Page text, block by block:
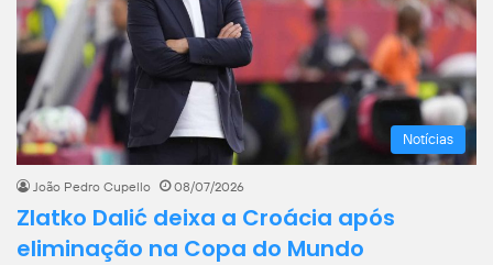
Notícias
João Pedro Cupello 08/07/2026
Zlatko Dalić deixa a Croácia após
eliminação na Copa do Mundo